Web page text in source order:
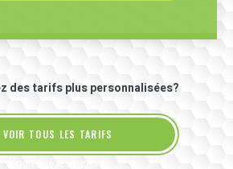
des tarifs plus personnalisées?
VOIR TOUS LES TARIFS